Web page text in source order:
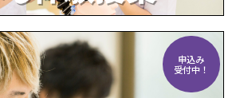
申込み
受付中！